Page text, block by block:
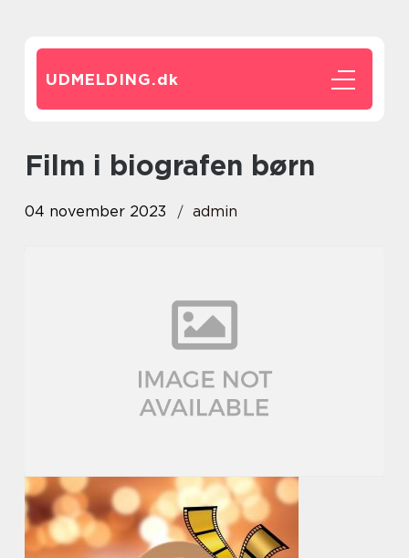
UDMELDING.dk
film i biografen børn
04 november 2023 admin